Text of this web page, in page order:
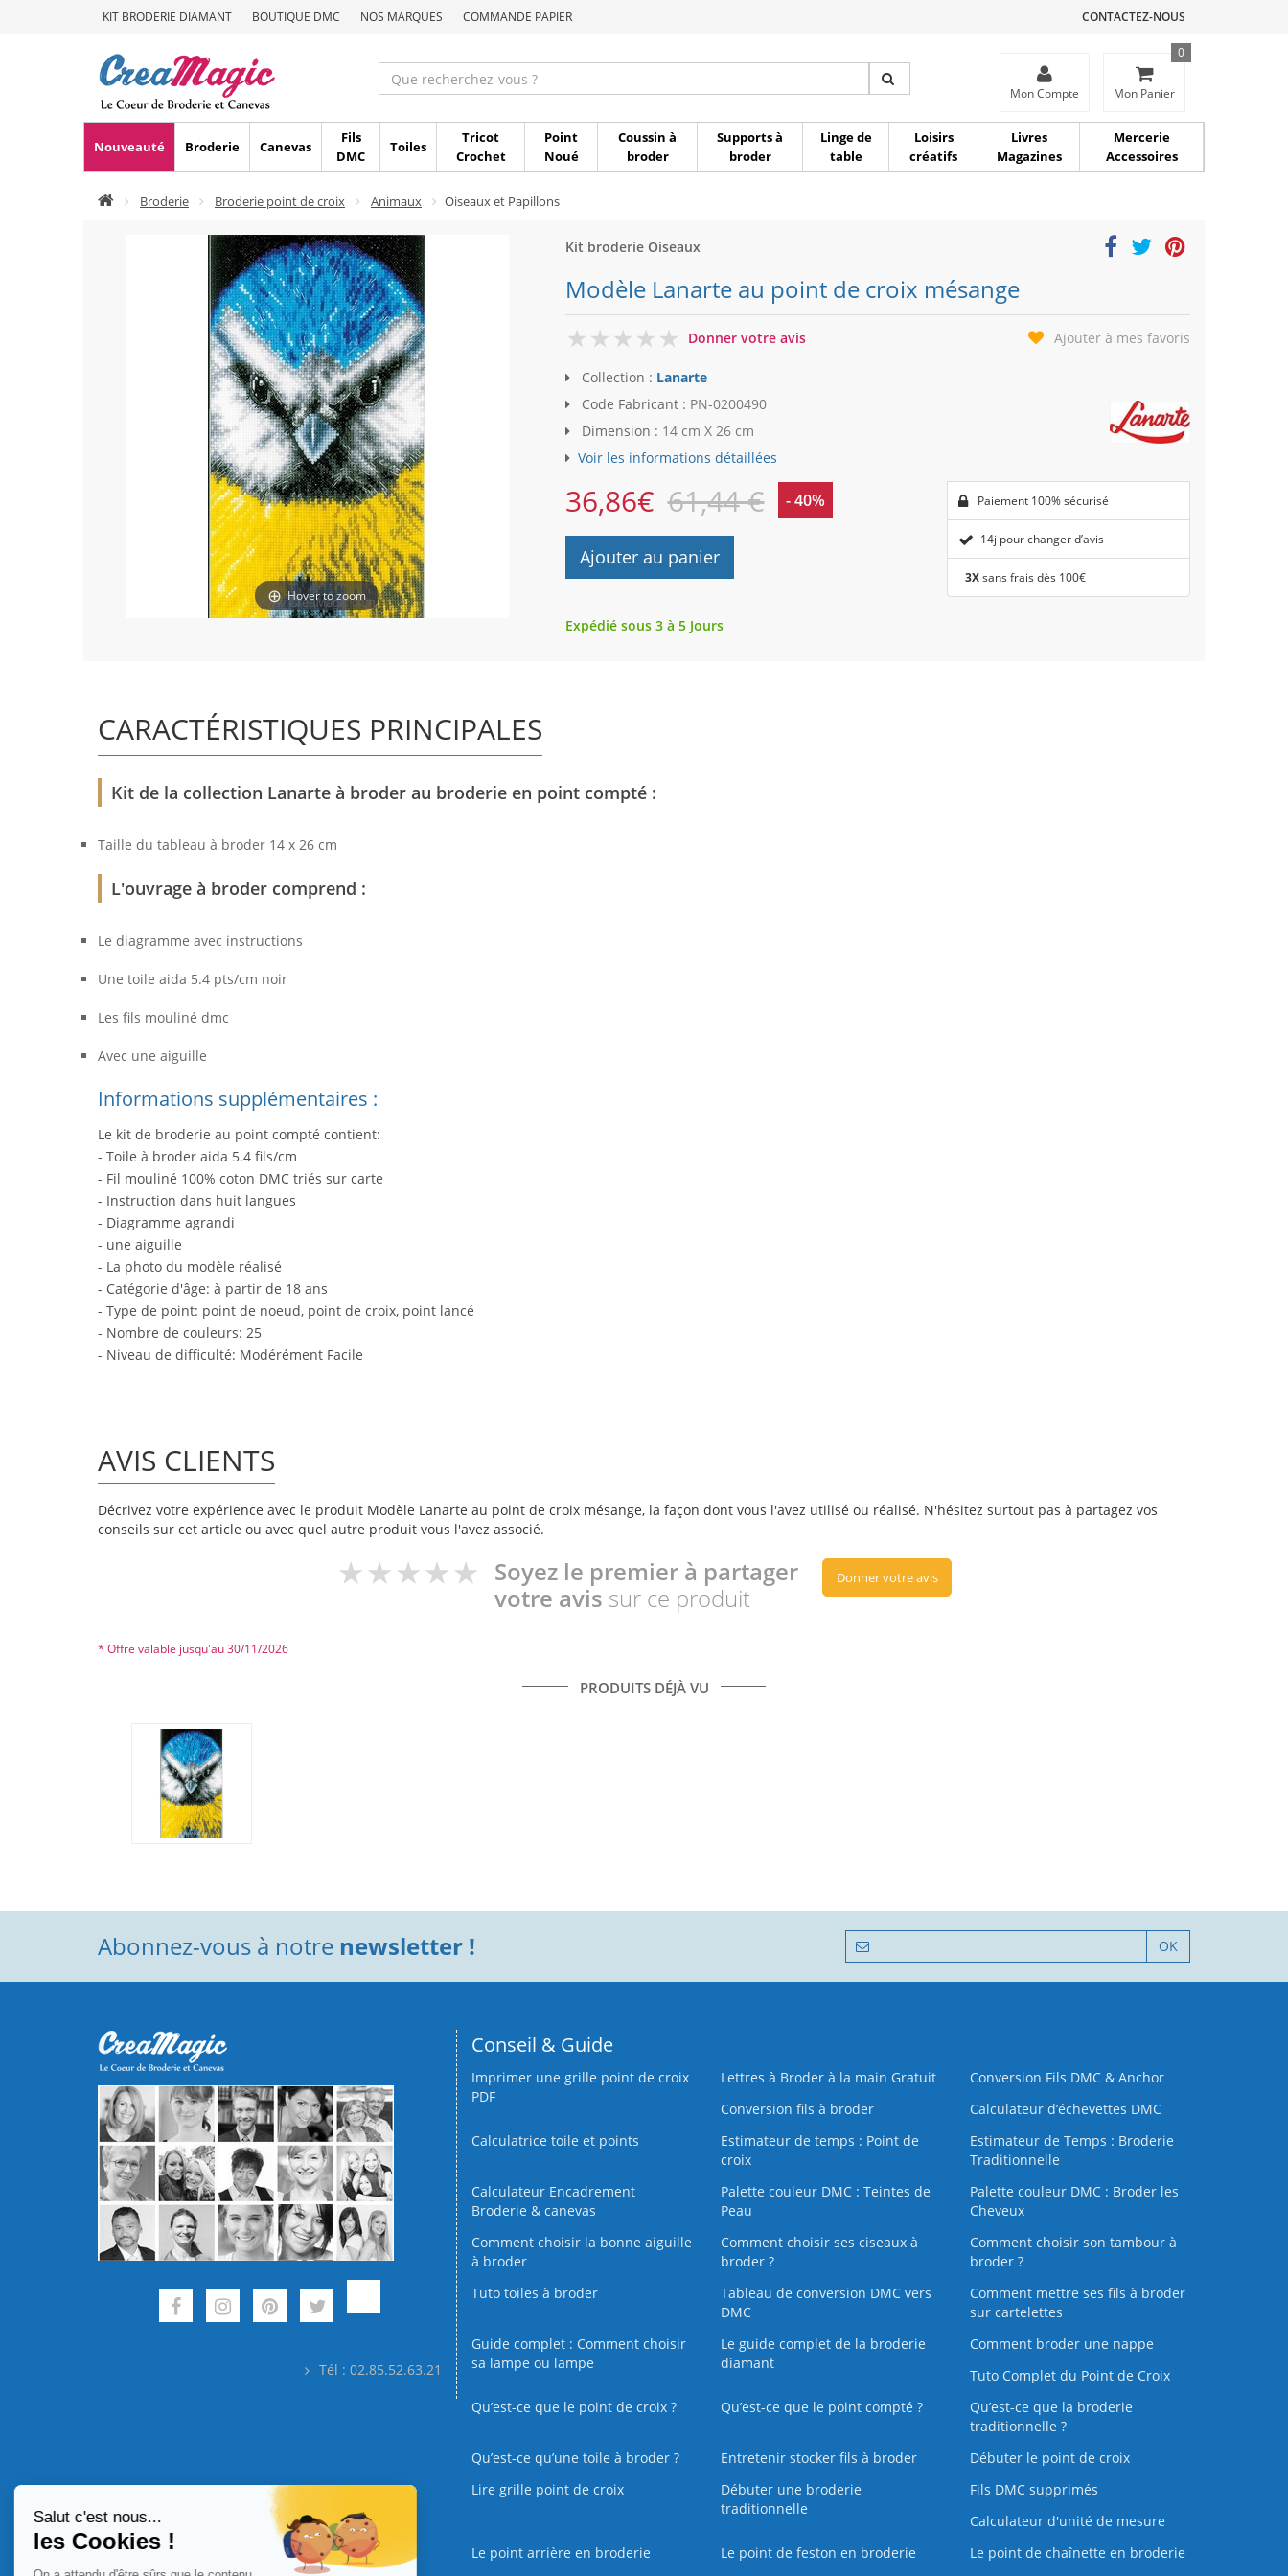
KIT BRODERIE DIAMANT BOUTIQUE DMC NOS MARQUES COMMANDE PAPIER CONTACTEZ-NOUS
Mon Compte Mon Panier
0
Nouveauté Broderie Canevas
Fils
DMC
Toiles
Tricot
Crochet
Point
Noué
Coussin à
broder
Supports à
broder
Linge de
table
Loisirs
créatifs
Livres
Magazines
Mercerie
Accessoires
Broderie Broderie point de croix Animaux Oiseaux et Papillons
Hover to zoom
Kit broderie Oiseaux
Modèle Lanarte au point de croix mésange
0
Donner votre avis Ajouter à mes favoris
Collection : Lanarte
Code Fabricant : PN-0200490
Dimension : 14 cm X 26 cm
Voir les informations détaillées
36,86€ 61,44 € - 40%
Ajouter au panier
Paiement 100% sécurisé
14j pour changer d’avis
3Xsans frais dès 100€
Expédié sous 3 à 5 Jours
CARACTÉRISTIQUES PRINCIPALES
Kit de la collection Lanarte à broder au broderie en point compté :
Taille du tableau à broder 14 x 26 cm
L'ouvrage à broder comprend :
Le diagramme avec instructions
Une toile aida 5.4 pts/cm noir
Les fils mouliné dmc
Avec une aiguille
Informations supplémentaires :
Le kit de broderie au point compté contient:
- Toile à broder aida 5.4 fils/cm
- Fil mouliné 100% coton DMC triés sur carte
- Instruction dans huit langues
- Diagramme agrandi
- une aiguille
- La photo du modèle réalisé
- Catégorie d'âge: à partir de 18 ans
- Type de point: point de noeud, point de croix, point lancé
- Nombre de couleurs: 25
- Niveau de difficulté: Modérément Facile
AVIS CLIENTS
Décrivez votre expérience avec le produit Modèle Lanarte au point de croix mésange, la façon dont vous l'avez utilisé ou réalisé. N'hésitez surtout pas à partagez vos
conseils sur cet article ou avec quel autre produit vous l'avez associé.
Soyez le premier à partager
votre avis sur ce produit
Donner votre avis
* Offre valable jusqu'au 30/11/2026
PRODUITS DÉJÀ VU
Abonnez-vous à notre newsletter ! OK
Tél : 02.85.52.63.21
Conseil & Guide
Imprimer une grille point de croix
PDF
Lettres à Broder à la main Gratuit
Conversion Fils DMC & Anchor
Conversion fils à broder
Calculateur d’échevettes DMC
Calculatrice toile et points
Estimateur de temps : Point de
croix
Estimateur de Temps : Broderie
Traditionnelle
Calculateur Encadrement
Broderie & canevas
Palette couleur DMC : Teintes de
Peau
Palette couleur DMC : Broder les
Cheveux
Comment choisir la bonne aiguille
à broder
Comment choisir ses ciseaux à
broder ?
Comment choisir son tambour à
broder ?
Tuto toiles à broder
Tableau de conversion DMC vers
DMC
Comment mettre ses fils à broder
sur cartelettes
Guide complet : Comment choisir
sa lampe ou lampe
Le guide complet de la broderie
diamant
Comment broder une nappe
Tuto Complet du Point de Croix
Qu’est-ce que le point de croix ?
Qu’est-ce que le point compté ?
Qu’est-ce que la broderie
traditionnelle ?
Qu’est‑ce qu’une toile à broder ?
Entretenir stocker fils à broder
Débuter le point de croix
Lire grille point de croix
Débuter une broderie
traditionnelle
Fils DMC supprimés
Calculateur d'unité de mesure
Le point arrière en broderie
Le point de feston en broderie
Le point de chaînette en broderie